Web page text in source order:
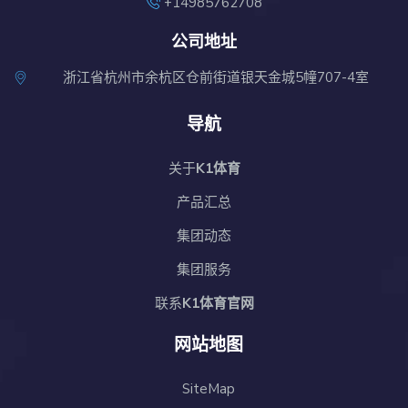
公司地址
浙江省杭州市余杭区仓前街道银天金城5幢707-4室
导航
关于K1体育
产品汇总
集团动态
集团服务
联系K1体育官网
网站地图
SiteMap